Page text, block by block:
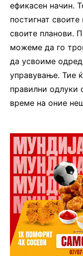
ефикасен начин.
постигнат
своите планови.
можеме да го
да усвоиме
управување. Тие
правилни одлуки
време на оние